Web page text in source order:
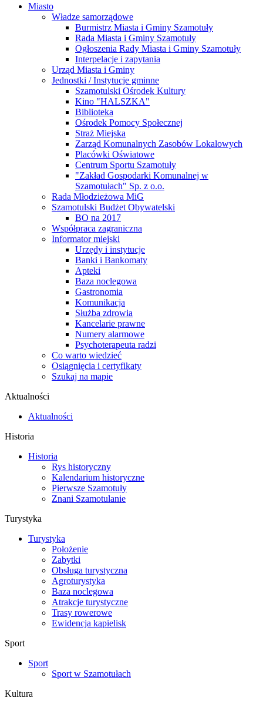
Miasto
Władze samorządowe
Burmistrz Miasta i Gminy Szamotuły
Rada Miasta i Gminy Szamotuły
Ogłoszenia Rady Miasta i Gminy Szamotuły
Interpelacje i zapytania
Urząd Miasta i Gminy
Jednostki / Instytucje gminne
Szamotulski Ośrodek Kultury
Kino "HALSZKA"
Biblioteka
Ośrodek Pomocy Społecznej
Straż Miejska
Zarząd Komunalnych Zasobów Lokalowych
Placówki Oświatowe
Centrum Sportu Szamotuły
"Zakład Gospodarki Komunalnej w
Szamotułach" Sp. z o.o.
Rada Młodzieżowa MiG
Szamotulski Budżet Obywatelski
BO na 2017
Współpraca zagraniczna
Informator miejski
Urzędy i instytucje
Banki i Bankomaty
Apteki
Baza noclegowa
Gastronomia
Komunikacja
Służba zdrowia
Kancelarie prawne
Numery alarmowe
Psychoterapeuta radzi
Co warto wiedzieć
Osiągnięcia i certyfikaty
Szukaj na mapie
Aktualności
Aktualności
Historia
Historia
Rys historyczny
Kalendarium historyczne
Pierwsze Szamotuły
Znani Szamotulanie
Turystyka
Turystyka
Położenie
Zabytki
Obsługa turystyczna
Agroturystyka
Baza noclegowa
Atrakcje turystyczne
Trasy rowerowe
Ewidencja kąpielisk
Sport
Sport
Sport w Szamotułach
Kultura